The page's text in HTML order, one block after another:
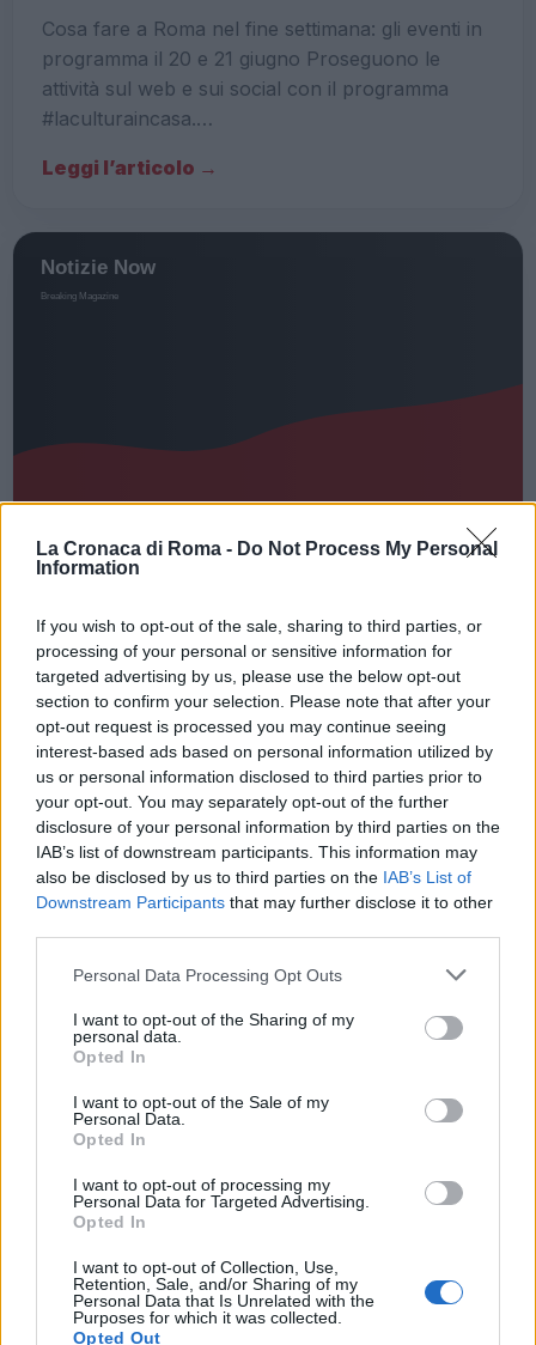
La Cronaca di Roma - Do Not Process My Personal
Information
If you wish to opt-out of the sale, sharing to third parties, or
processing of your personal or sensitive information for
targeted advertising by us, please use the below opt-out
section to confirm your selection. Please note that after your
opt-out request is processed you may continue seeing
interest-based ads based on personal information utilized by
us or personal information disclosed to third parties prior to
your opt-out. You may separately opt-out of the further
disclosure of your personal information by third parties on the
IAB’s list of downstream participants. This information may
also be disclosed by us to third parties on the IAB’s List of
Downstream Participants that may further disclose it to other
Please note that this website/app uses one or more Google
not limited to your visit or usage behaviour. You may click to
grant or deny consent to Google and its third-party tags to
use your data for below specified purposes in below Google
consent section.
Personal Data Processing Opt Outs
I want to opt-out of the Sharing of my
personal data.
Opted In
I want to opt-out of the Sale of my
Personal Data.
Opted In
I want to opt-out of processing my
Personal Data for Targeted Advertising.
Opted In
I want to opt-out of Collection, Use,
Retention, Sale, and/or Sharing of my
Personal Data that Is Unrelated with the
Purposes for which it was collected.
Opted Out
Cosa fare a Roma nel fine settimana: gli eventi in
programma il 20 e 21 giugno Proseguono le
attività sul web e sui social con il programma
#laculturaincasa.…
Leggi l’articolo →
EVENTI
Giornata Mondiale del Malato
5 Febbraio 2020 - 19:53Iksnik
In occasione della XXVIII Giornata Mondiale del
Malato prevista per l’11 febbraio 2020 Roma
Capitale, Assessorato alla Crescita culturale,
Sovrintendenza Capitolina ai Beni Culturali,
nell’ambito del progetto “Patrimonio in Comune.…
Leggi l’articolo →
EVENTI
Alberto Sordi 1920-2020 – La